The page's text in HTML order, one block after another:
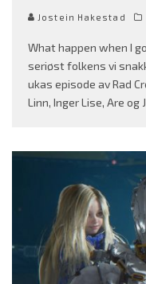
Jostein Hakestad
What happen when I
seriøst folkens vi
ukas episode av Rad
Linn, Inger Lise, Are og